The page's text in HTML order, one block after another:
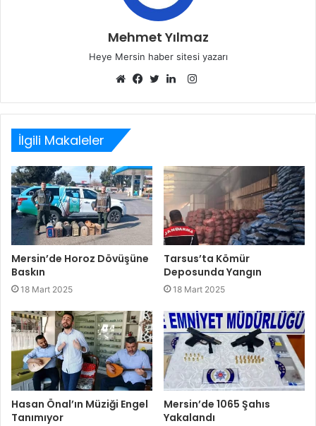
Mehmet Yılmaz
Heye Mersin haber sitesi yazarı
sitesi
Instagram
İlgili Makaleler
Mersin’de Horoz Dövüşüne
Baskın
18 Mart 2025
Tarsus’ta Kömür
Deposunda Yangın
18 Mart 2025
Hasan Önal’ın Müziği Engel
Tanımıyor
Mersin’de 1065 Şahıs
Yakalandı